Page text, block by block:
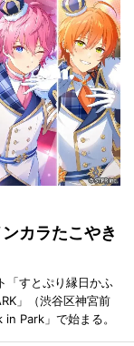
カラたこやき
「すとぷり縁日かふ
」（渋谷区神宮前
Park」で始まる。